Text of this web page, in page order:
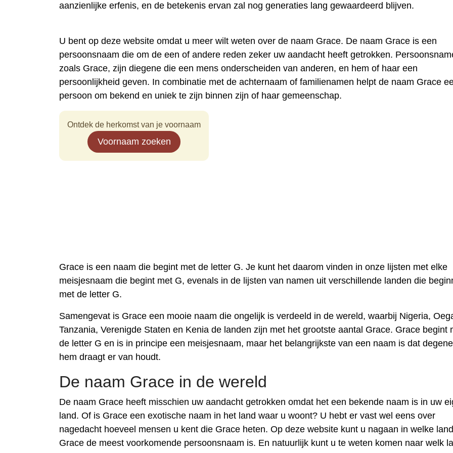
aanzienlijke erfenis, en de betekenis ervan zal nog generaties lang gewaardeerd blijven.
U bent op deze website omdat u meer wilt weten over de naam Grace. De naam Grace is een
persoonsnaam die om de een of andere reden zeker uw aandacht heeft getrokken.
zoals Grace, zijn diegene die een mens onderscheiden van anderen, en hem of haar een
persoonlijkheid geven. In combinatie met de achternaam of familienamen helpt de naam Grace
persoon om bekend en uniek te zijn binnen zijn of haar gemeenschap.
Ontdek de herkomst van je voornaam
Voornaam zoeken
Grace is een naam die begint met de letter G. Je kunt het daarom vinden in onze lijsten met elke
meisjesnaam die begint met G, evenals in de lijsten van namen uit verschillende landen die
met de letter G.
Samengevat is Grace een mooie naam die ongelijk is verdeeld in de wereld, waarbij Nigeria,
Tanzania, Verenigde Staten en Kenia de landen zijn met het grootste aantal Grace. Grace begint
de letter G en is in principe een meisjesnaam, maar het belangrijkste van een naam is dat
hem draagt er van houdt.
De naam Grace in de wereld
De naam Grace heeft misschien uw aandacht getrokken omdat het een bekende naam is in uw
land. Of is Grace een exotische naam in het land waar u woont? U hebt er vast wel eens over
nagedacht hoeveel mensen u kent die Grace heten. Op deze website kunt u nagaan in welke
Grace de meest voorkomende persoonsnaam is. En natuurlijk kunt u te weten komen naar welk